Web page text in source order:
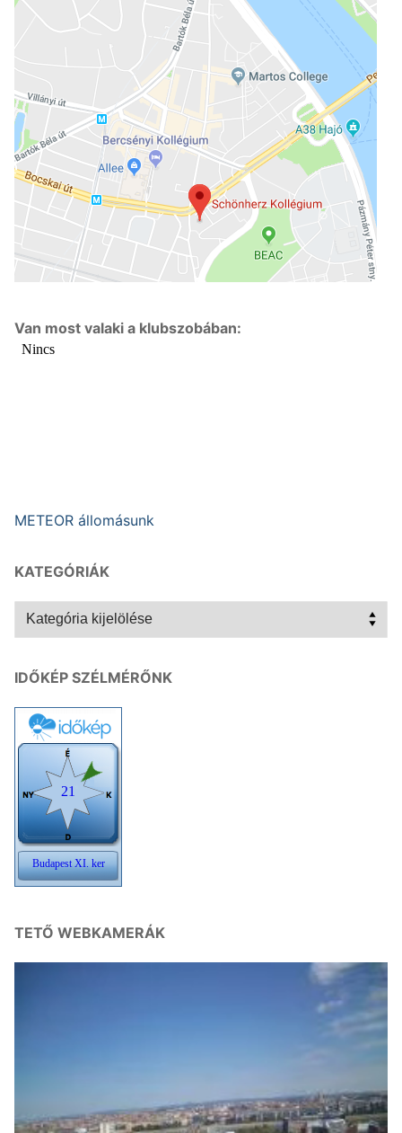
Van most valaki a klubszobában:
METEOR állomásunk
KATEGÓRIÁK
Kategóriák
IDŐKÉP SZÉLMÉRŐNK
TETŐ WEBKAMERÁK